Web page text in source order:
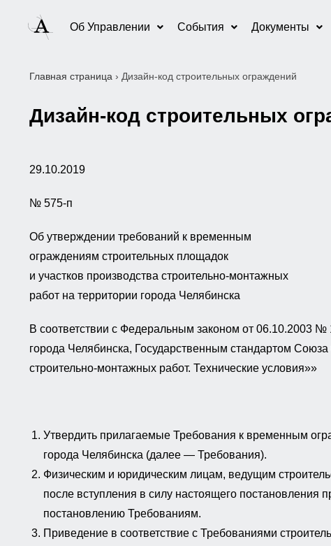
Об Управлении События Документы
Главная страница › Дизайн-код строительных ограждений
Дизайн-код строительных
29.10.2019
№ 575-п
Об утверждении требований к временным
ограждениям строительных площадок
и участков производства строительно-монтажных
работ на территории города Челябинска
В соответствии с Федеральным законом от 06.10.2003
города Челябинска, Государственным стандартом
строительно-монтажных работ. Технические условия»»
Утвердить прилагаемые Требования к временным
города Челябинска (далее — Требования).
Физическим и юридическим лицам, ведущим
после вступления в силу настоящего
постановлению Требованиям.
Приведение в соответствие с Требованиями